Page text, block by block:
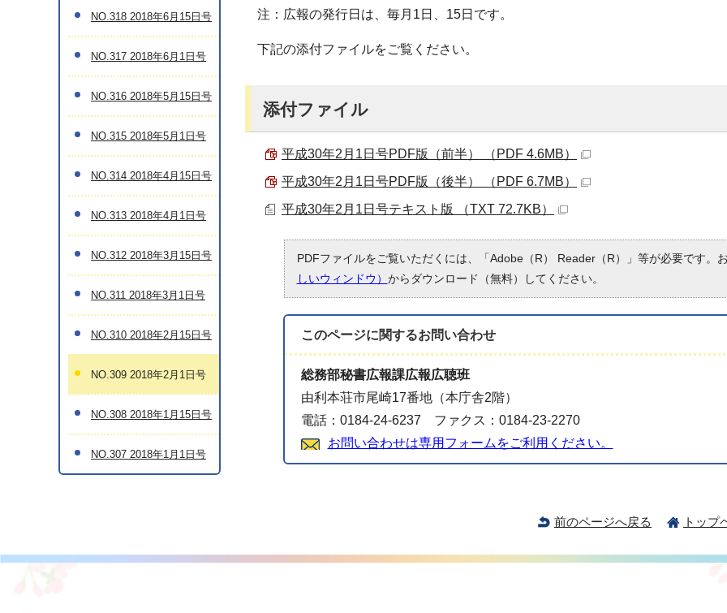
注：広報の発行日は、毎月1日、15日です。
下記の添付ファイルをご覧ください。
添付ファイル
平成30年2月1日号PDF版（前半） （PDF 4.6MB）
平成30年2月1日号PDF版（後半） （PDF 6.7MB）
平成30年2月1日号テキスト版 （TXT 72.7KB）
PDFファイルをご覧いただくには、「Adobe（R） Reader（R）」等が必要です。
しいウィンドウ） からダウンロード（無料）してください。
このページに関するお問い合わせ
総務部秘書広報課広報広聴班
由利本荘市尾崎17番地（本庁舎2階）
電話：0184-24-6237 ファクス：0184-23-2270
お問い合わせは専用フォームをご利用ください。
NO.318 2018年6月15日号
NO.317 2018年6月1日号
NO.316 2018年5月15日号
NO.315 2018年5月1日号
NO.314 2018年4月15日号
NO.313 2018年4月1日号
NO.312 2018年3月15日号
NO.311 2018年3月1日号
NO.310 2018年2月15日号
NO.309 2018年2月1日号
NO.308 2018年1月15日号
NO.307 2018年1月1日号
前のページへ戻る トップ